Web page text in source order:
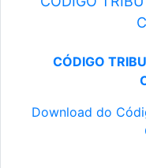
CÓDIGO
Download do